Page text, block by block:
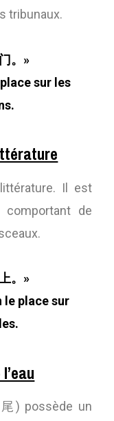
tribunaux.
。»
sur les
Il est
de
。»
le place sur
) possède un